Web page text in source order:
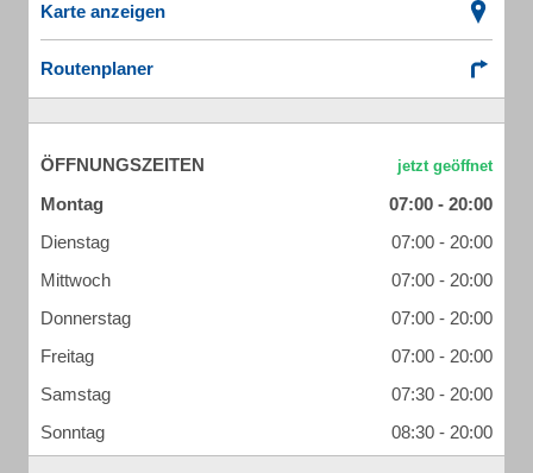
Karte anzeigen
Routenplaner
ÖFFNUNGSZEITEN
Montag
07:00 - 20:00
Dienstag
07:00 - 20:00
Mittwoch
07:00 - 20:00
Donnerstag
07:00 - 20:00
Freitag
07:00 - 20:00
Samstag
07:30 - 20:00
Sonntag
08:30 - 20:00